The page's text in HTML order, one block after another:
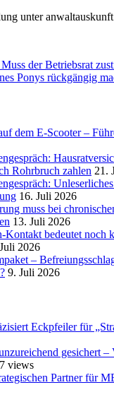
unter
der Betriebsrat
Ponys rückgängig
dem E-Scooter –
Rohrbruch zahlen 21.
16. Juli 2026
muss bei
13. Juli 2026
Kontakt bedeutet noch
2026
–
9. Juli 2026
Eckpfeiler für
gesichert –
views
Partner für